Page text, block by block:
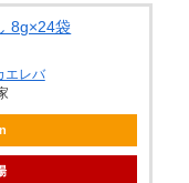
8g×24袋
エレバ